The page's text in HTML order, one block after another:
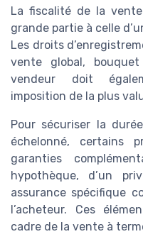
La fiscalité de la
grande partie à celle
Les droits
vente global,
vendeur doit
imposition de la plus
Pour sécuriser la
échelonné, certains
garanties
hypothèque, d’un
assurance spécifique
l’acheteur. Ces
cadre de la vente à